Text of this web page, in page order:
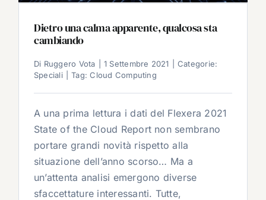
Dietro una calma apparente, qualcosa sta
cambiando
Di Ruggero Vota 1 Settembre 2021
Categorie:
Speciali
Tag:Cloud Computing
A una prima lettura i dati del Flexera 2021
State of the Cloud Report non sembrano
portare grandi novità rispetto alla
situazione dell’anno scorso… Ma a
un’attenta analisi emergono diverse
sfaccettature interessanti. Tutte,